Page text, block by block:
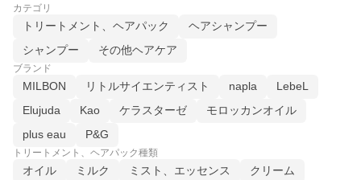
カテゴリ
トリートメント、ヘアパック
ヘアシャンプー
シャンプー
その他ヘアケア
ブランド
MILBON リトルサイエンティスト napla
LebeL
Elujuda
Kao ケラスターゼ
モロッカンオイル
plus eau
P&G
トリートメント、ヘアパック種類
オイル ミルク ミスト、エッセンス
クリーム